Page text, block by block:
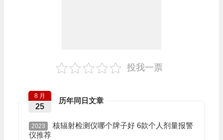
投我一票
历年同日文章
8 月
25
2023
核辐射检测仪哪个牌子好 6款个人剂量报警
仪推荐